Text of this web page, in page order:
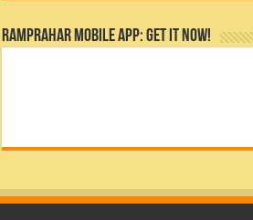
RamPrahar Mobile App: Get it Now!